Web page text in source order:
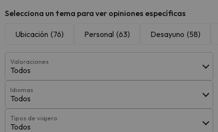
Selecciona un tema para ver opiniones específicas
Ubicación (76) Personal (63) Desayuno (58)
Valoraciones
Todos
Idiomas
Todos
Tipos de viajero
Todos